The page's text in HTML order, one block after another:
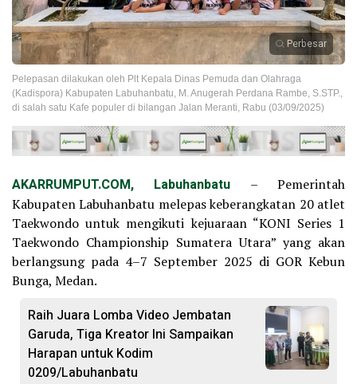
Perbesar
Pelepasan dilakukan oleh Plt Kepala Dinas Pemuda dan Olahraga
(Kadispora) Kabupaten Labuhanbatu, M. Anugerah Perdana Rambe, S.STP.,
di salah satu Kafe populer di bilangan Jalan Meranti, Rabu (03/09/2025)
AKARRUMPUT.COM, Labuhanbatu – Pemerintah
Kabupaten Labuhanbatu melepas keberangkatan 20 atlet
Taekwondo untuk mengikuti kejuaraan “KONI Series 1
Taekwondo Championship Sumatera Utara” yang akan
berlangsung pada 4–7 September 2025 di GOR Kebun
Bunga, Medan.
Raih Juara Lomba Video Jembatan
Garuda, Tiga Kreator Ini Sampaikan
Harapan untuk Kodim
0209/Labuhanbatu